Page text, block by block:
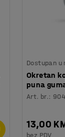
Dostupan u
Okretan
puna
Art. br.:
13,00
bez PDV